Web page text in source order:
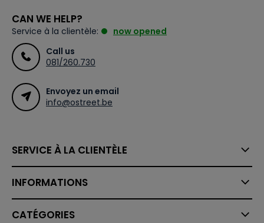
CAN WE HELP?
Service à la clientèle:
now opened
Call us
081/260.730
Envoyez un email
info@ostreet.be
SERVICE À LA CLIENTÈLE
INFORMATIONS
CATÉGORIES